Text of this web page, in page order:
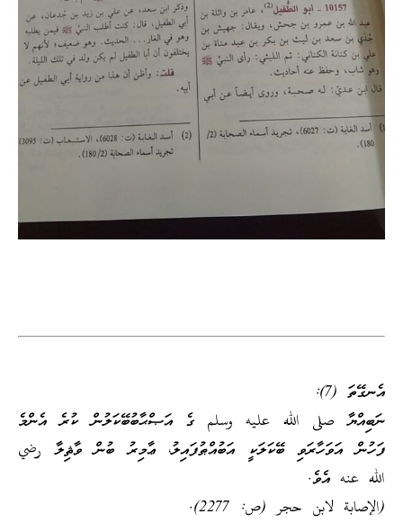
އެނގޭތަ (7):
ނަބިއްޔާ صلى الله عليه وسلم ގެ އަޞްޙާބުބޭކަލުން ކުރެ އެންމެ
ފަހުން އަވަހާރަވި ބޭކަލަކީ އަބުއްޠުފައިލު، ޢާމިރު ބުން ވާޘިލާ رضي
الله عنه އެވެ.
(الإصابة لابن حجر (ص: 2277).